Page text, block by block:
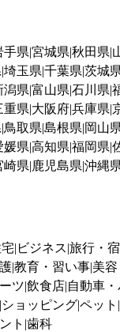
手県 宮城県 秋田県
埼玉県 千葉県 茨城
潟県 富山県 石川県
重県 大阪府兵庫県
鳥取県 島根県 岡山
媛県 高知県 福岡県
崎県 鹿児島県 沖縄
ビジネス 旅行・
教育・習い事 美
ツ 飲食店 自動車
ショッピングペット
ト 歯科